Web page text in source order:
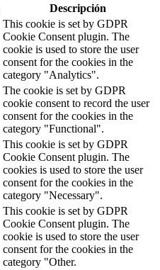
Descripción
This cookie is set by GDPR
Cookie Consent plugin. The
cookie is used to store the user
consent for the cookies in the
category "Analytics".
The cookie is set by GDPR
cookie consent to record the user
consent for the cookies in the
category "Functional".
This cookie is set by GDPR
Cookie Consent plugin. The
cookies is used to store the user
consent for the cookies in the
category "Necessary".
This cookie is set by GDPR
Cookie Consent plugin. The
cookie is used to store the user
consent for the cookies in the
category "Other.